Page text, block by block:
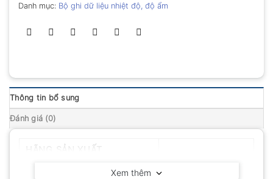
Danh mục: Bộ ghi dữ liệu nhiệt độ, độ ẩm
Thông tin bổ sung
Đánh giá (0)
Xem thêm